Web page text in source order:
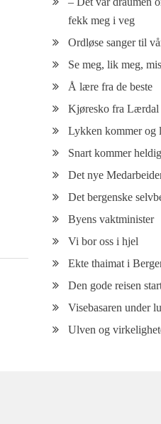
fekk meg i veg
Ordløse sanger til
Se meg, lik meg,
Å lære fra de beste
Kjøresko fra Lærdal
Lykken kommer og
Snart kommer
Det nye
Det bergenske
Byens vaktminister
Vi bor oss i hjel
Ekte thaimat i
Den gode reisen
Visebasaren under
Ulven og